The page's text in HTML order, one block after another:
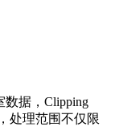
据，Clipping
处理范围不仅限